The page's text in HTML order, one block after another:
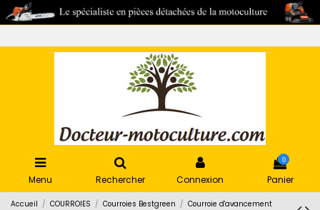
Menu Rechercher Connexion
0
Panier
Accueil COURROIES Courroies Bestgreen
Courroie d'avancement